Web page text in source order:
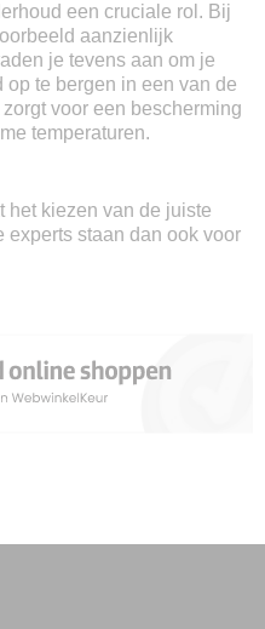
een cruciale rol. Bij
aanzienlijk
je tevens aan om je
te bergen in een van de
voor een bescherming
temperaturen.
het kiezen van de juiste
experts staan dan ook voor